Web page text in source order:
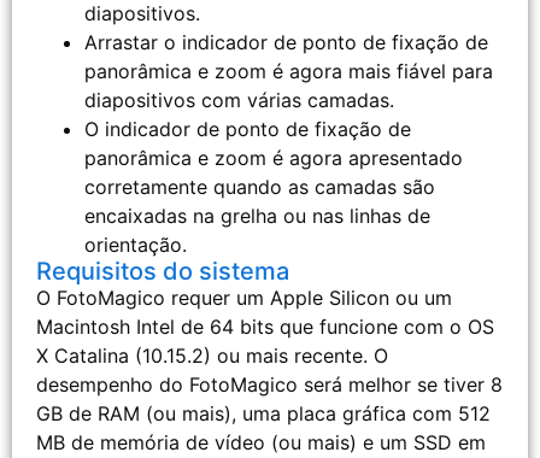
diapositivos.
Arrastar o indicador de ponto de fixação de
panorâmica e zoom é agora mais fiável para
diapositivos com várias camadas.
O indicador de ponto de fixação de
panorâmica e zoom é agora apresentado
corretamente quando as camadas são
encaixadas na grelha ou nas linhas de
orientação.
Requisitos do sistema
O FotoMagico requer um Apple Silicon ou um
Macintosh Intel de 64 bits que funcione com o OS
X Catalina (10.15.2) ou mais recente. O
desempenho do FotoMagico será melhor se tiver 8
GB de RAM (ou mais), uma placa gráfica com 512
MB de memória de vídeo (ou mais) e um SSD em